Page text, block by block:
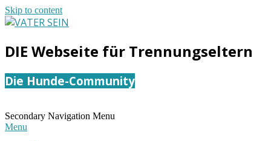
Skip to content
SEIN
DIE Webseite für Trennungseltern
Die Hunde-Community
Secondary Navigation Menu
Menu